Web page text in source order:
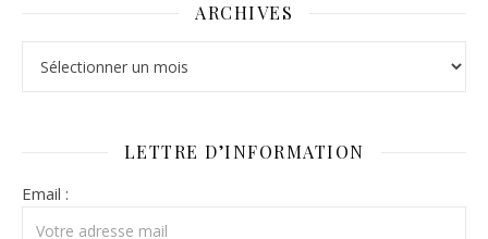
ARCHIVES
LETTRE D’INFORMATION
Email :